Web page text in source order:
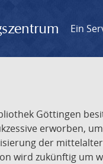
Ein
Göttingen
erworben,
der
wird zukünftig